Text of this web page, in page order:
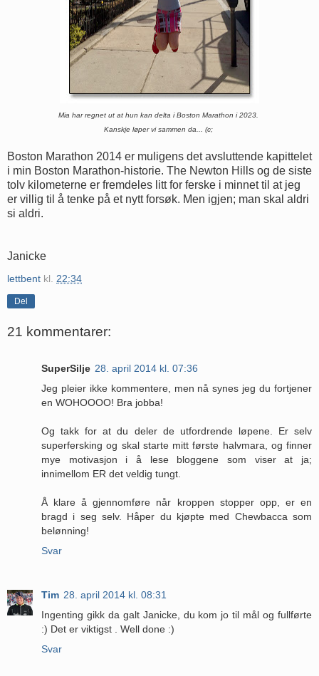
Mia har regnet ut at hun kan delta i Boston Marathon i 2023.
Kanskje løper vi sammen da... (c;
Boston Marathon 2014 er muligens det avsluttende kapittelet
i min Boston Marathon-historie. The Newton Hills og de siste
tolv kilometerne er fremdeles litt for ferske i minnet til at jeg
er villig til å tenke på et nytt forsøk. Men igjen; man skal aldri
si aldri.
Janicke
lettbent kl. 22:34
Del
21 kommentarer:
SuperSilje 28. april 2014 kl. 07:36
Jeg pleier ikke kommentere, men nå synes jeg du fortjener
en WOHOOOO! Bra jobba!
Og takk for at du deler de utfordrende løpene. Er selv
superfersking og skal starte mitt første halvmara, og finner
mye motivasjon i å lese bloggene som viser at ja;
innimellom ER det veldig tungt.
Å klare å gjennomføre når kroppen stopper opp, er en
bragd i seg selv. Håper du kjøpte med Chewbacca som
belønning!
Svar
Tim 28. april 2014 kl. 08:31
Ingenting gikk da galt Janicke, du kom jo til mål og fullførte
:) Det er viktigst . Well done :)
Svar